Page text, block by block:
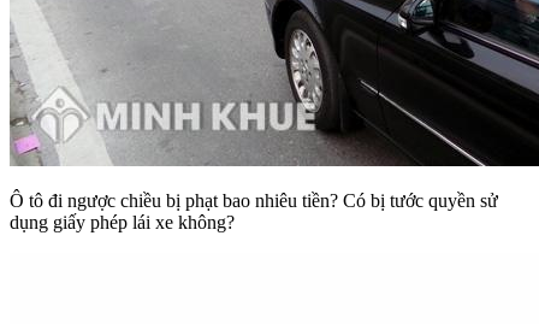
Ô tô đi ngược chiều bị phạt bao nhiêu tiền? Có bị tước quyền sử
dụng giấy phép lái xe không?